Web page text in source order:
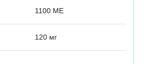
1100 МЕ
120 мг